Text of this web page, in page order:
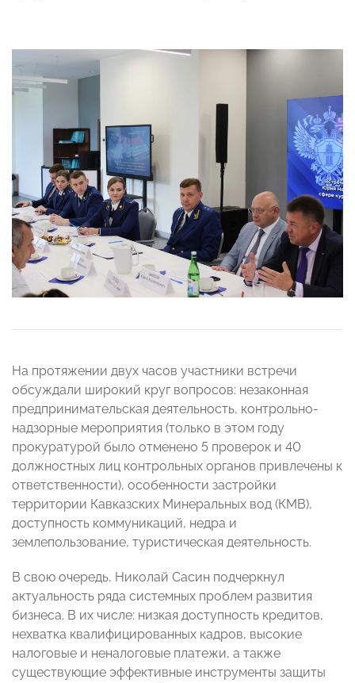
На протяжении двух часов участники встречи
обсуждали широкий круг вопросов: незаконная
предпринимательская деятельность, контрольно-
надзорные мероприятия (только в этом году
прокуратурой было отменено 5 проверок и 40
должностных лиц контрольных органов привлечены к
ответственности), особенности застройки
территории Кавказских Минеральных вод (КМВ),
доступность коммуникаций, недра и
землепользование, туристическая деятельность.
В свою очередь, Николай Сасин подчеркнул
актуальность ряда системных проблем развития
бизнеса. В их числе: низкая доступность кредитов,
нехватка квалифицированных кадров, высокие
налоговые и неналоговые платежи, а также
существующие эффективные инструменты защиты